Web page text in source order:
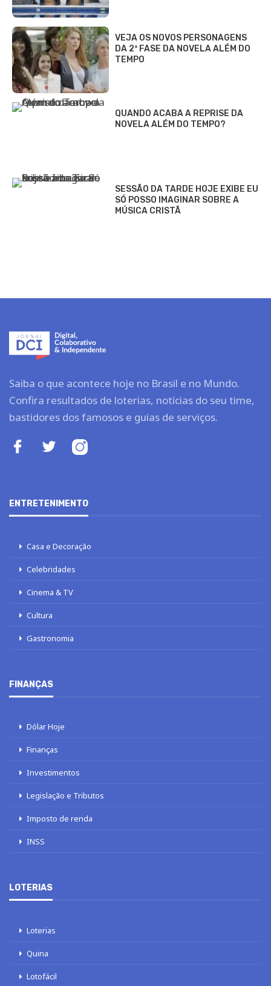
VEJA OS NOVOS PERSONAGENS
DA 2ª FASE DA NOVELA ALÉM DO
TEMPO
QUANDO ACABA A REPRISE DA
NOVELA ALÉM DO TEMPO?
SESSÃO DA TARDE HOJE EXIBE EU
SÓ POSSO IMAGINAR SOBRE A
MÚSICA CRISTÃ
Saiba o que acontece hoje no Brasil e no Mundo.
Confira resultados de loterias, notícias do seu time,
bastidores dos famosos e guias de serviços.
ENTRETENIMENTO
Casa e Decoração
Celebridades
Cinema & TV
Cultura
Gastronomia
FINANÇAS
Dólar Hoje
Finanças
Investimentos
Legislação e Tributos
Imposto de renda
INSS
LOTERIAS
Loterias
Quina
Lotofácil